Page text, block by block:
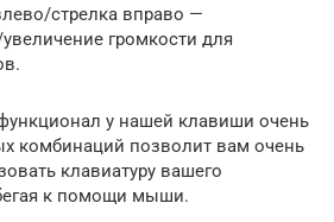
стрелка вправо —
громкости для
у нашей клавиши очень
комбинаций позволит вам очень
клавиатуру вашего
к помощи мыши.